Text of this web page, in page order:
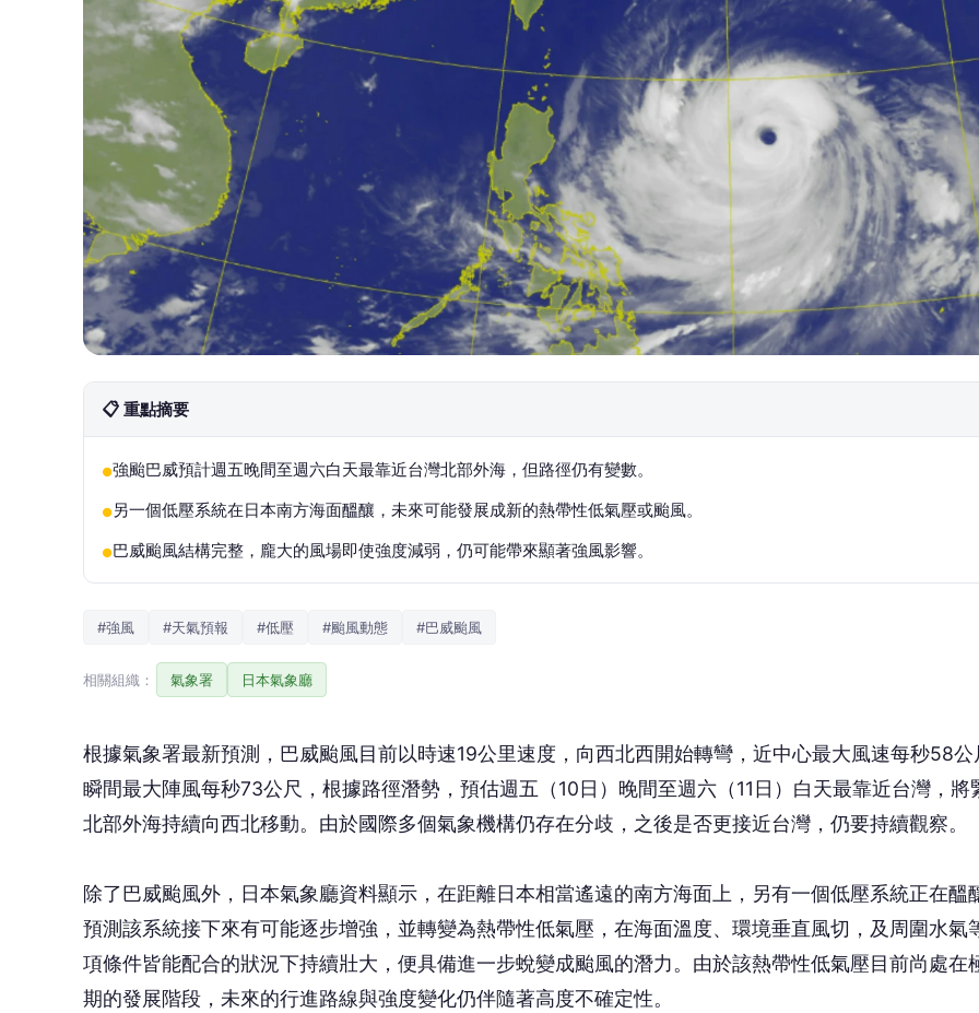
📋 重點摘要
●強颱巴威預計週五晚間至週六白天最靠近台灣北部外海，但路徑仍有變數。
●另一個低壓系統在日本南方海面醞釀，未來可能發展成新的熱帶性低氣壓或颱風。
●巴威颱風結構完整，龐大的風場即使強度減弱，仍可能帶來顯著強風影響。
#強風 #天氣預報 #低壓 #颱風動態 #巴威颱風
相關組織： 氣象署 日本氣象廳
根據氣象署最新預測，巴威颱風目前以時速19公里速度，向西北西開始轉彎，近中心最大風速每秒58公
瞬間最大陣風每秒73公尺，根據路徑潛勢，預估週五（10日）晚間至週六（11日）白天最靠近台灣，將
北部外海持續向西北移動。由於國際多個氣象機構仍存在分歧，之後是否更接近台灣，仍要持續觀察。
除了巴威颱風外，日本氣象廳資料顯示，在距離日本相當遙遠的南方海面上，另有一個低壓系統正在醞
預測該系統接下來有可能逐步增強，並轉變為熱帶性低氣壓，在海面溫度、環境垂直風切，及周圍水氣
項條件皆能配合的狀況下持續壯大，便具備進一步蛻變成颱風的潛力。由於該熱帶性低氣壓目前尚處在
期的發展階段，未來的行進路線與強度變化仍伴隨著高度不確定性。